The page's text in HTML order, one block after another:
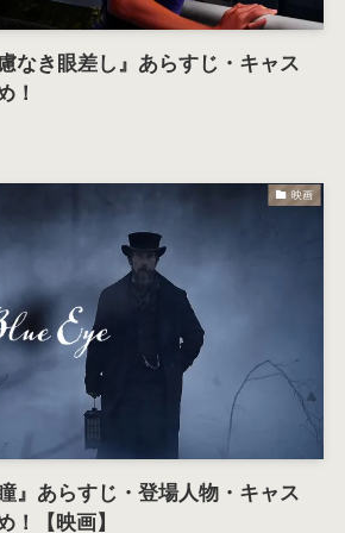
なき眼差し』あらすじ・キャス
！
映画
』あらすじ・登場人物・キャス
！【映画】